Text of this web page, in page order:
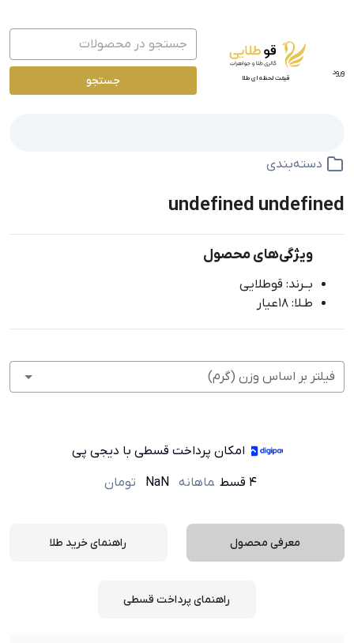
ورود
قیمت لحظه ای طلا جستجو
دسته‌بندی
undefined undefined
ویژگی‌های محصول
بــرند: قوطلایی
طـلا: 18عیار
فیلتر بر اساس وزن (گرم)
امکان پرداخت قسطی با دیجی پی
۴ قسط
ماهانه NaN تومان
معرفی محصول راهنمای خرید طلا
راهنمای پرداخت قسطی